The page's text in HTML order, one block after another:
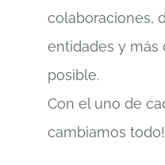
colaboraciones,
entidades y más
posible.
Con el uno de
cambiamos todo!